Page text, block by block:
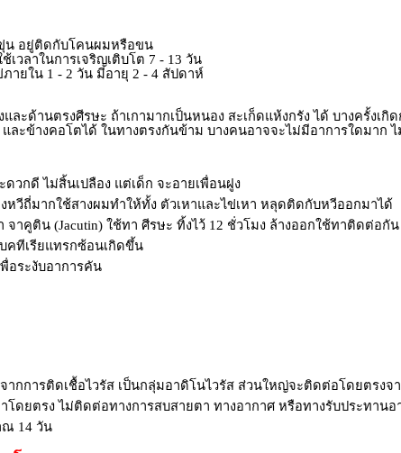
อยู่ติดกับโคนผมหรือขน
ลาในการเจริญเติบโต 7 - 13 วัน
ใน 1 - 2 วัน มีอายุ 2 - 4 สัปดาห์
ะด้านตรงศีรษะ ถ้าเกามากเป็นหนอง สะเก็ดแห้งกรัง ได้ บางครั้งเ
ละข้างคอโตได้ ในทางตรงกันข้าม บางคนอาจจะไม่มีอาการใดมาก
กดี ไม่สิ้นเปลือง แต่เด็ก จะอายเพื่อนฝูง
ถี่มากใช้สางผมทำให้ทั้ง ตัวเหาและไข่เหา หลุดติดกับหวีออกมาได้
าคูติน (Jacutin) ใช้ทา ศีรษะ ทิ้งไว้ 12 ชั่วโมง ล้างออกใช้ทาติดต่อกั
ทีเรียแทรกซ้อนเกิดขึ้น
ระงับอาการคัน
จากการติดเชื้อไวรัส เป็นกลุ่มอาดิโนไวรัส ส่วนใหญ่จะติดต่อโดยตรง
ดยตรง ไม่ติดต่อทางการสบสายตา ทางอากาศ หรือทางรับประทานอ
ณ 14 วัน